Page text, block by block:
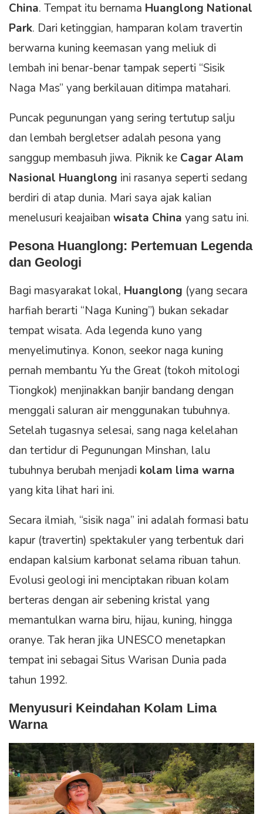
China. Tempat itu bernama Huanglong National
Park. Dari ketinggian, hamparan kolam travertin
berwarna kuning keemasan yang meliuk di
lembah ini benar-benar tampak seperti “Sisik
Naga Mas” yang berkilauan ditimpa matahari.
Puncak pegunungan yang sering tertutup salju
dan lembah bergletser adalah pesona yang
sanggup membasuh jiwa. Piknik ke Cagar Alam
Nasional Huanglong ini rasanya seperti sedang
berdiri di atap dunia. Mari saya ajak kalian
menelusuri keajaiban wisata China yang satu ini.
Pesona Huanglong: Pertemuan Legenda
dan Geologi
Bagi masyarakat lokal, Huanglong (yang secara
harfiah berarti “Naga Kuning”) bukan sekadar
tempat wisata. Ada legenda kuno yang
menyelimutinya. Konon, seekor naga kuning
pernah membantu Yu the Great (tokoh mitologi
Tiongkok) menjinakkan banjir bandang dengan
menggali saluran air menggunakan tubuhnya.
Setelah tugasnya selesai, sang naga kelelahan
dan tertidur di Pegunungan Minshan, lalu
tubuhnya berubah menjadi kolam lima warna
yang kita lihat hari ini.
Secara ilmiah, “sisik naga” ini adalah formasi batu
kapur (travertin) spektakuler yang terbentuk dari
endapan kalsium karbonat selama ribuan tahun.
Evolusi geologi ini menciptakan ribuan kolam
berteras dengan air sebening kristal yang
memantulkan warna biru, hijau, kuning, hingga
oranye. Tak heran jika UNESCO menetapkan
tempat ini sebagai Situs Warisan Dunia pada
tahun 1992.
Menyusuri Keindahan Kolam Lima
Warna